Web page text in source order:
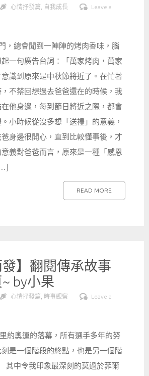
心情抒發篇 自我成長 Leave a
總會聞到一陣陣的烤肉香味，腦
一句廣告台詞：「萬家烤肉，萬家
識到原來是中秋節將近了。在忙著
不禁回想過去爸爸還在的時候，我
他身邊，每到節日將近之際，都會
小時候從沒多想「送禮」的意義，
身邊很開心，直到比較懂事後，才
義對爸爸而言，原來是一種「感恩
READ MORE
發】翻閱傳承故事
by小果
心情抒發篇 時事觀察 Leave a
奧運的落幕，所有選手多年的努
是一個階段的終點，也是另一個階
令我印象最深刻的莫過於菲爾